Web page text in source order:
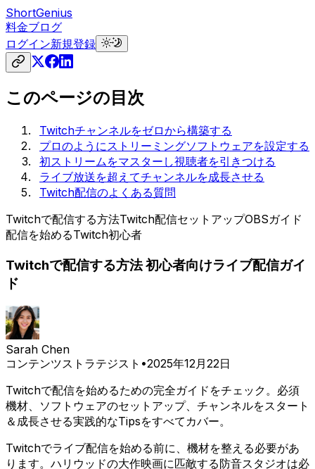
ShortGenius
料金ブログ
ログイン新規登録
このページの目次
Twitchチャンネルをゼロから構築する
プロのようにストリーミングソフトウェアを設定する
初ストリームをマスターし視聴者を引きつける
ライブ放送を超えてチャンネルを成長させる
Twitch配信のよくある質問
Twitchで配信する方法Twitch配信セットアップOBSガイド
配信を始めるTwitch初心者
Twitchで配信する方法 初心者向けライブ配信ガイ
ド
Sarah Chen
コンテンツストラテジスト •2025年12月22日
Twitchで配信を始めるための完全ガイドをチェック。必須
機材、ソフトウェアのセットアップ、チャンネルをスタート
＆成長させる実践的なTipsをすべてカバー。
Twitchでライブ配信を始める前に、機材を整える必要があ
ります。ハリウッドの大作映画に匹敵する防音スタジオは必